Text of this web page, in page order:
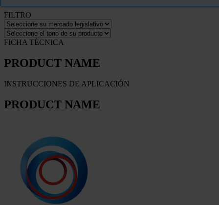
FILTRO
FICHA TÉCNICA
PRODUCT NAME
INSTRUCCIONES DE APLICACIÓN
PRODUCT NAME